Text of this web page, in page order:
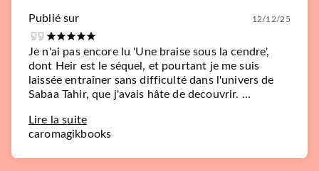
Publié sur 12/12/25
Je n'ai pas encore lu 'Une braise sous la cendre',
dont Heir est le séquel, et pourtant je me suis
laissée entraîner sans difficulté dans l'univers de
Sabaa Tahir, que j'avais hâte de decouvrir. ...
Lire la suite
caromagikbooks